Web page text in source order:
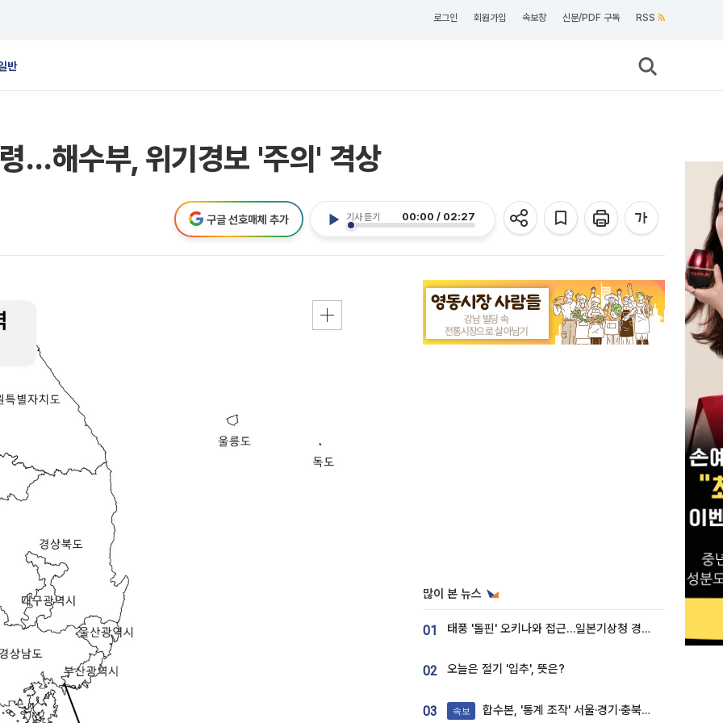
로그인 회원가입 속보창 신문/PDF 구독 RSS
반
…해수부, 위기경보 '주의' 격상
기사 듣기 00:00 / 02:27
구글 선호매체 추가
많이 본 뉴스
01 태풍 '돌핀' 오키나와 접근…일본기상청 경로 업데이트
02 오늘은 절기 '입추', 뜻은?
03 속보 합수본, '통계 조작' 서울·경기·충북 선관위 등 추가 압수수색